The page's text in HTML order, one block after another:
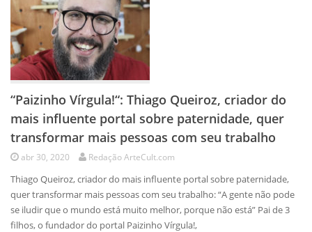
“Paizinho Vírgula!“: Thiago Queiroz, criador do
mais influente portal sobre paternidade, quer
transformar mais pessoas com seu trabalho
abr 30, 2020 Redação ArteCult.com
Thiago Queiroz, criador do mais influente portal sobre paternidade,
quer transformar mais pessoas com seu trabalho: “A gente não pode
se iludir que o mundo está muito melhor, porque não está” Pai de 3
filhos, o fundador do portal Paizinho Vírgula!,